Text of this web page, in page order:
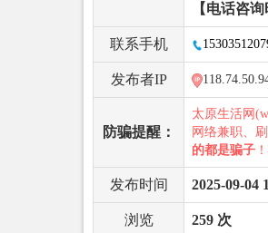
【电话咨
联系手机
发布者IP
防骗提醒：
太原生活网
网络兼职、
的都是骗子
发布时间 2025-09-04
浏览 259 次